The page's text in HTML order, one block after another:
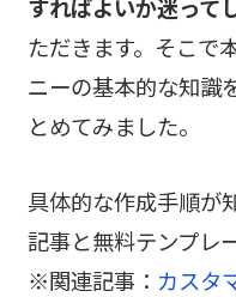
すればよいか迷って
ただきます。そこで
ニーの基本的な知識
とめてみました。
具体的な作成手順が
記事と無料テンプレ
※関連記事： カスタ